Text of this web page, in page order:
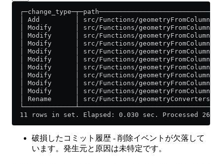
│ Add         │ src/Functions/
│ Modify      │ src/Functions/
│ Modify      │ src/Functions/
│ Modify      │ src/Functions/
│ Modify      │ src/Functions/
│ Modify      │ src/Functions/
│ Modify      │ src/Functions/
│ Modify      │ src/Functions/
│ Modify      │ src/Functions/
│ Modify      │ src/Functions/
│ Rename      │ src/Functions/
11 rows in set. Elapsed: 0.030 sec. Processed
破損したコミット履歴 - 削除イベントが欠落して
います。発生元と原因は未特定です。